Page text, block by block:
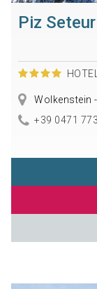
Piz
HOTEL
Wolkenstein
+39 0471